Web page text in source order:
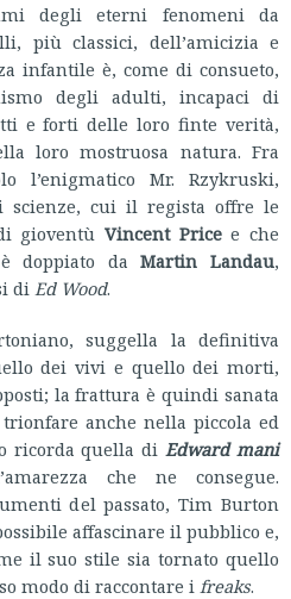
degli eterni fenomeni da
più classici, dell’amicizia e
infantile è, come di consueto,
degli adulti, incapaci di
e forti delle loro finte verità,
loro mostruosa natura. Fra
l’enigmatico Mr. Rzykruski,
scienze, cui il regista offre le
gioventù Vincent Pricee che
doppiato daMartin Landau,
di Ed Wood.
suggella la definitiva
dei vivi e quello dei morti,
la frattura è quindi sanata
anche nella piccola ed
ricorda quella di Edward mani
che ne consegue.
del passato, Tim Burton
affascinare il pubblico e,
il suo stile sia tornato quello
modo di raccontare i freaks.